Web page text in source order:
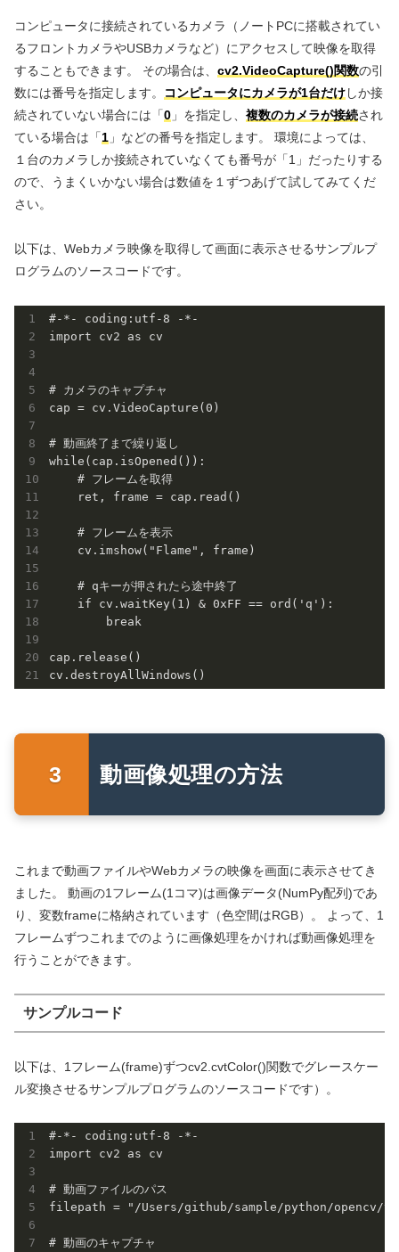
コンピュータに接続されているカメラ（ノートPCに搭載されてい
るフロントカメラやUSBカメラなど）にアクセスして映像を取得
することもできます。 その場合は、 cv2.VideoCapture()関数の引
数には番号を指定します。
コンピュータにカメラが1台だけしか接
続されていない場合には「0 」を指定し、 複数のカメラが接続され
ている場合は「1 」などの番号を指定します。 環境によっては、
１台のカメラしか接続されていなくても番号が「1」だったりする
ので、うまくいかない場合は数値を１ずつあげて試してみてくだ
さい。
以下は、Webカメラ映像を取得して画面に表示させるサンプルプ
ログラムのソースコードです。
#-*- coding:utf-8 -*-
import cv2 as cv
# カメラのキャプチャ
cap = cv.VideoCapture(0)
# 動画終了まで繰り返し
while(cap.isOpened()):
    # フレームを取得
    ret, frame = cap.read()
    # フレームを表示
    cv.imshow("Flame", frame)
    # qキーが押されたら途中終了
    if cv.waitKey(1) & 0xFF == ord('q'):
        break
cap.release()
cv.destroyAllWindows()
動画像処理の方法
これまで動画ファイルやWebカメラの映像を画面に表示させてき
ました。 動画の1フレーム(1コマ)は画像データ(NumPy配列)であ
り、変数frameに格納されています（色空間はRGB）。 よって、1
フレームずつこれまでのように画像処理をかければ動画像処理を
行うことができます。
サンプルコード
以下は、1フレーム(frame)ずつcv2.cvtColor()関数でグレースケー
ル変換させるサンプルプログラムのソースコードです）。
#-*- coding:utf-8 -*-
import cv2 as cv
# 動画ファイルのパス
filepath = "/Users/github/sample/python/opencv/
# 動画のキャプチャ